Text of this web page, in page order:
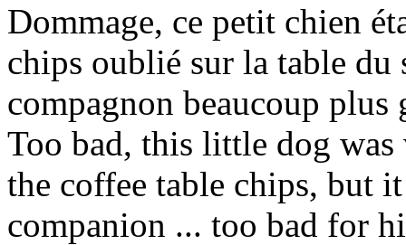
Dommage, ce petit chien
chips oublié sur la table du
compagnon beaucoup
Too bad, this little dog
the coffee table chips, but
companion ... too bad for